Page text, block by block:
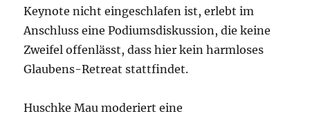
Keynote nicht eingeschlafen ist, erlebt im
Anschluss eine Podiumsdiskussion, die keine
Zweifel offenlässt, dass hier kein harmloses
Glaubens-Retreat stattfindet.
Huschke Mau moderiert eine